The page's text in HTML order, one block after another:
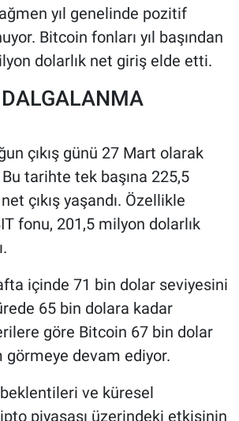
yıl genelinde pozitif
Bitcoin fonları yıl başından
dolarlık net giriş elde etti.
çıkış günü 27 Mart olarak
tarihte tek başına 225,5
çıkış yaşandı. Özellikle
fonu, 201,5 milyon dolarlık
içinde 71 bin dolar seviyesini
65 bin dolara kadar
göre Bitcoin 67 bin dolar
görmeye devam ediyor.
ve küresel
piyasası üzerindeki etkisinin